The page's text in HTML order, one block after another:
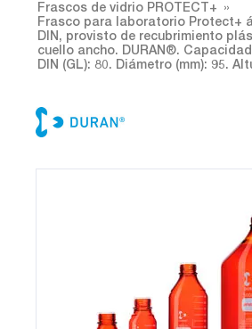
Frascos de vidrio PROTECT+
Frasco para laboratorio Protect+
DIN, provisto de recubrimiento
cuello ancho. DURAN®.
DIN (GL): 80. Diámetro (mm): 95.